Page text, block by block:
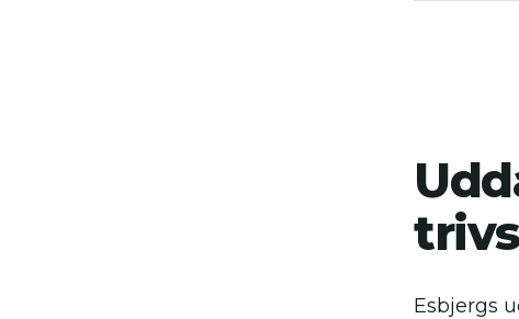
Esbjergs